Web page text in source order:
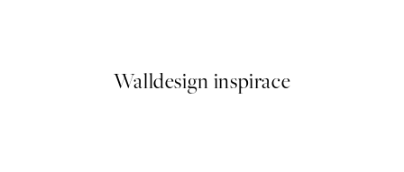
Walldesign inspirace